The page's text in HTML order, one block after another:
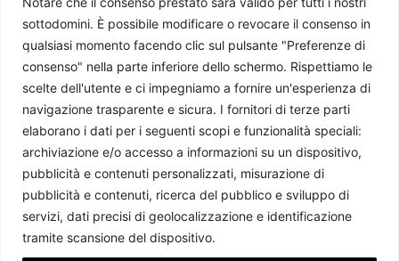
sottodomini. È possibile modificare o revocare il consenso in
qualsiasi momento facendo clic sul pulsante "Preferenze di
consenso" nella parte inferiore dello schermo. Rispettiamo le
scelte dell'utente e ci impegniamo a fornire un'esperienza di
navigazione trasparente e sicura. I fornitori di terze parti
elaborano i dati per i seguenti scopi e funzionalità speciali:
archiviazione e/o accesso a informazioni su un dispositivo,
pubblicità e contenuti personalizzati, misurazione di
pubblicità e contenuti, ricerca del pubblico e sviluppo di
servizi, dati precisi di geolocalizzazione e identificazione
tramite scansione del dispositivo.
La realtà dell’immigrazione in Europa
Paolo Pellegrini - 3 Agosto 2026